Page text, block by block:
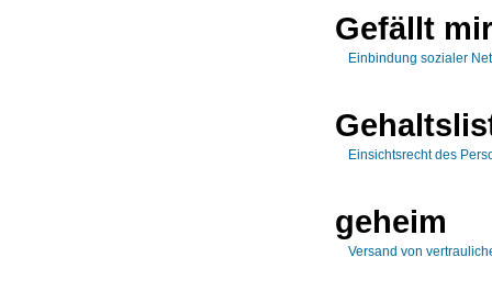
Gefällt
Einbindung sozialer
Einsichtsrecht des
geheim
Versand von